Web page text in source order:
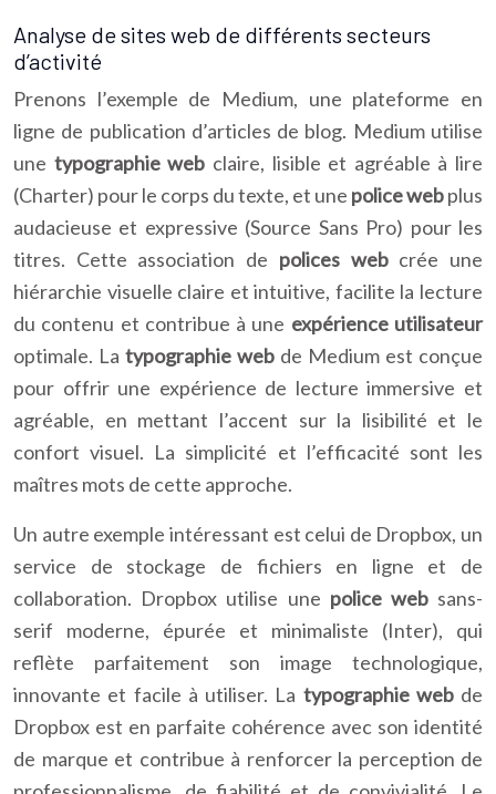
Analyse de sites web de différents secteurs
d’activité
Prenons l’exemple de Medium, une plateforme en
ligne de publication d’articles de blog. Medium utilise
une typographie web claire, lisible et agréable à lire
(Charter) pour le corps du texte, et une police webplus
audacieuse et expressive (Source Sans Pro) pour les
titres. Cette association de polices web crée une
hiérarchie visuelle claire et intuitive, facilite la lecture
du contenu et contribue à une expérience utilisateur
optimale. La typographie web de Medium est conçue
pour offrir une expérience de lecture immersive et
agréable, en mettant l’accent sur la lisibilité et le
confort visuel. La simplicité et l’efficacité sont les
maîtres mots de cette approche.
Un autre exemple intéressant est celui de Dropbox, un
service de stockage de fichiers en ligne et de
collaboration. Dropbox utilise une police web sans-
serif moderne, épurée et minimaliste (Inter), qui
reflète parfaitement son image technologique,
innovante et facile à utiliser. La typographie web de
Dropbox est en parfaite cohérence avec son identité
de marque et contribue à renforcer la perception de